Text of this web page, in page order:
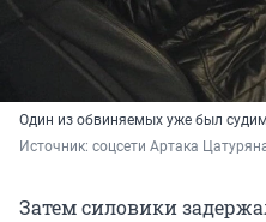
Один из обвиняемых уже был
Источник: соцсети Артака
Затем силовики